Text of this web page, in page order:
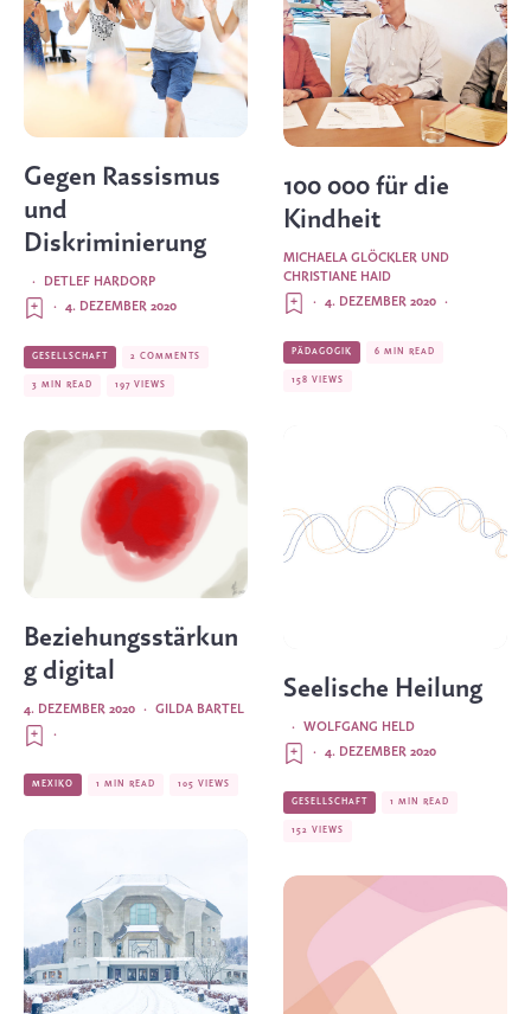
Gegen Rassismus
und
Diskriminierung
DETLEF HARDORP
·
4. DEZEMBER 2020
·
GESELLSCHAFT 2 COMMENTS
3 MIN READ 197 VIEWS
Beziehungsstärkun
g digital
GILDA BARTEL
·
4. DEZEMBER 2020
·
MEXIKO 1 MIN READ 105 VIEWS
100 000 für die
Kindheit
MICHAELA GLÖCKLER UND
CHRISTIANE HAID
·
4. DEZEMBER 2020
·
PÄDAGOGIK 6 MIN READ
158 VIEWS
Seelische Heilung
WOLFGANG HELD
·
4. DEZEMBER 2020
·
GESELLSCHAFT 1 MIN READ
152 VIEWS